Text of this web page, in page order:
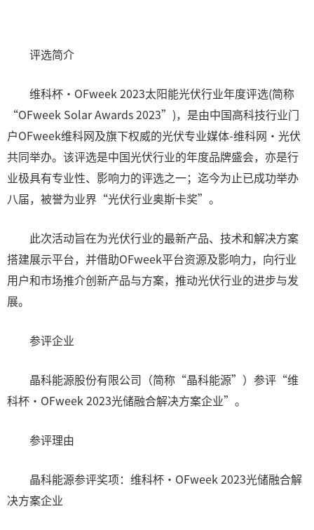
评选简介
维科杯·OFweek 2023太阳能光伏行业年度评选(简称
“OFweek Solar Awards 2023”)，是由中国高科技行业门
户OFweek维科网及旗下权威的光伏专业媒体-维科网·光伏
共同举办。该评选是中国光伏行业的年度品牌盛会，亦是行
业极具有专业性、影响力的评选之一；迄今为止已成功举办
八届，被誉为业界“光伏行业奥斯卡奖”。
此次活动旨在为光伏行业的最新产品、技术和解决方案
搭建展示平台，并借助OFweek平台资源及影响力，向行业
用户和市场推介创新产品与方案，推动光伏行业的进步与发
展。
参评企业
晶科能源股份有限公司（简称“晶科能源”）参评“维
科杯·OFweek 2023光储融合解决方案企业”。
参评理由
晶科能源参评奖项：维科杯·OFweek 2023光储融合解
决方案企业